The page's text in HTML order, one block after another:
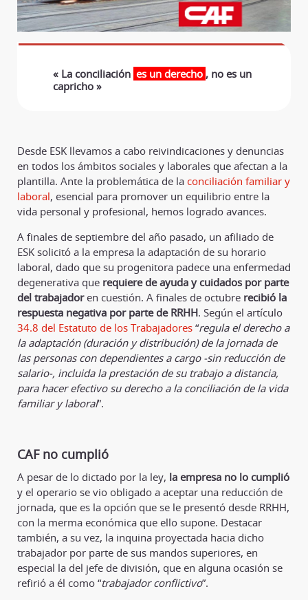
« La conciliación es un derecho , no es un
capricho »
Desde ESK llevamos a cabo reivindicaciones y denuncias
en todos los ámbitos sociales y laborales que afectan a la
plantilla. Ante la problemática de la conciliación familiar y
laboral, esencial para promover un equilibrio entre la
vida personal y profesional, hemos logrado avances.
A finales de septiembre del año pasado, un afiliado de
ESK solicitó a la empresa la adaptación de su horario
laboral, dado que su progenitora padece una enfermedad
degenerativa que requiere de ayuda y cuidados por parte
del trabajadoren cuestión. A finales de octubre recibió la
respuesta negativa por parte de RRHH. Según el artículo
34.8 del Estatuto de los Trabajadores “regula el derecho a
la adaptación (duración y distribución) de la jornada de
las personas con dependientes a cargo -sin reducción de
salario-, incluida la prestación de su trabajo a distancia,
para hacer efectivo su derecho a la conciliación de la vida
familiar y laboral”.
CAF no cumplió
A pesar de lo dictado por la ley, la empresa no lo cumplió
y el operario se vio obligado a aceptar una reducción de
jornada, que es la opción que se le presentó desde RRHH,
con la merma económica que ello supone. Destacar
también, a su vez, la inquina proyectada hacia dicho
trabajador por parte de sus mandos superiores, en
especial la del jefe de división, que en alguna ocasión se
refirió a él como “trabajador conflictivo”.